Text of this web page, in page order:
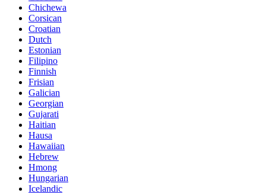
Chichewa
Corsican
Croatian
Dutch
Estonian
Filipino
Finnish
Frisian
Galician
Georgian
Gujarati
Haitian
Hausa
Hawaiian
Hebrew
Hmong
Hungarian
Icelandic